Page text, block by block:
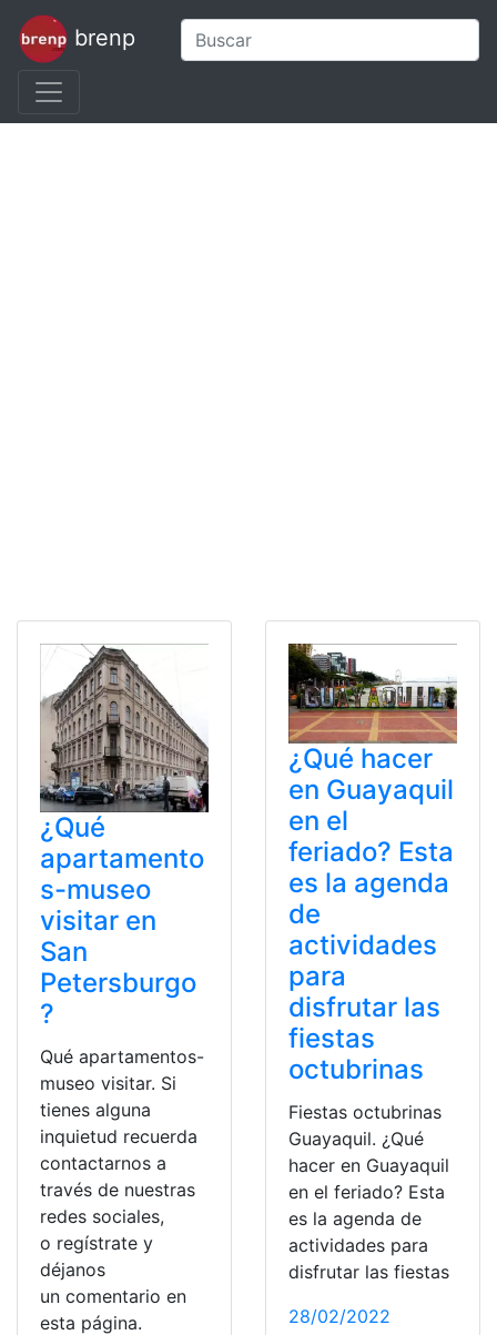
brenp
¿Qué
apartamento
s-museo
visitar en
San
Petersburgo
?
Qué apartamentos-
museo visitar. Si
tienes alguna
inquietud recuerda
contactarnos a
través de nuestras
redes sociales,
o regístrate y
déjanos
un comentario en
esta página.
¿Qué hacer
en Guayaquil
en el
feriado? Esta
es la agenda
de
actividades
para
disfrutar las
fiestas
octubrinas
Fiestas octubrinas
Guayaquil. ¿Qué
hacer en Guayaquil
en el feriado? Esta
es la agenda de
actividades para
disfrutar las fiestas
28/02/2022